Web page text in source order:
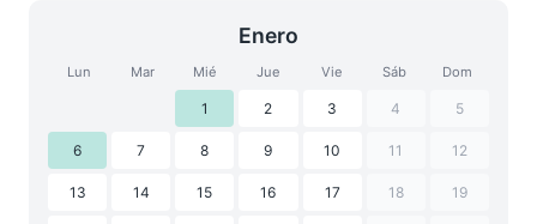
Enero
Lun Mar Mié Jue Vie Sáb Dom
1 2 3 4 5
6 7 8 9 10 11 12
13 14 15 16 17 18 19